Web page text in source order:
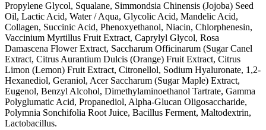
Propylene Glycol, Squalane, Simmondsia Chinensis (Jojoba) Seed
Oil, Lactic Acid, Water / Aqua, Glycolic Acid, Mandelic Acid,
Collagen, Succinic Acid, Phenoxyethanol, Niacin, Chlorphenesin,
Vaccinium Myrtillus Fruit Extract, Caprylyl Glycol, Rosa
Damascena Flower Extract, Saccharum Officinarum (Sugar Canel
Extract, Citrus Aurantium Dulcis (Orange) Fruit Extract, Citrus
Limon (Lemon) Fruit Extract, Citronellol, Sodium Hyaluronate, 1,2-
Hexanediol, Geraniol, Acer Saccharum (Sugar Maple) Extract,
Eugenol, Benzyl Alcohol, Dimethylaminoethanol Tartrate, Gamma
Polyglumatic Acid, Propanediol, Alpha-Glucan Oligosaccharide,
Polymnia Sonchifolia Root Juice, Bacillus Ferment, Maltodextrin,
Lactobacillus.